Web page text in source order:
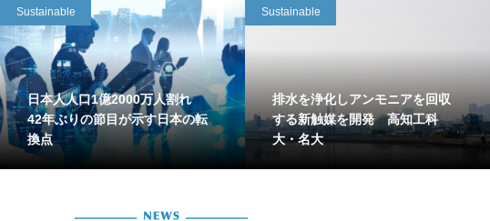
Sustainable
日本人人口1億2000万人割れ
42年ぶりの節目が示す日本の転
換点
Sustainable
排水を浄化しアンモニアを回収
する新触媒を開発 高知工科
大・名大